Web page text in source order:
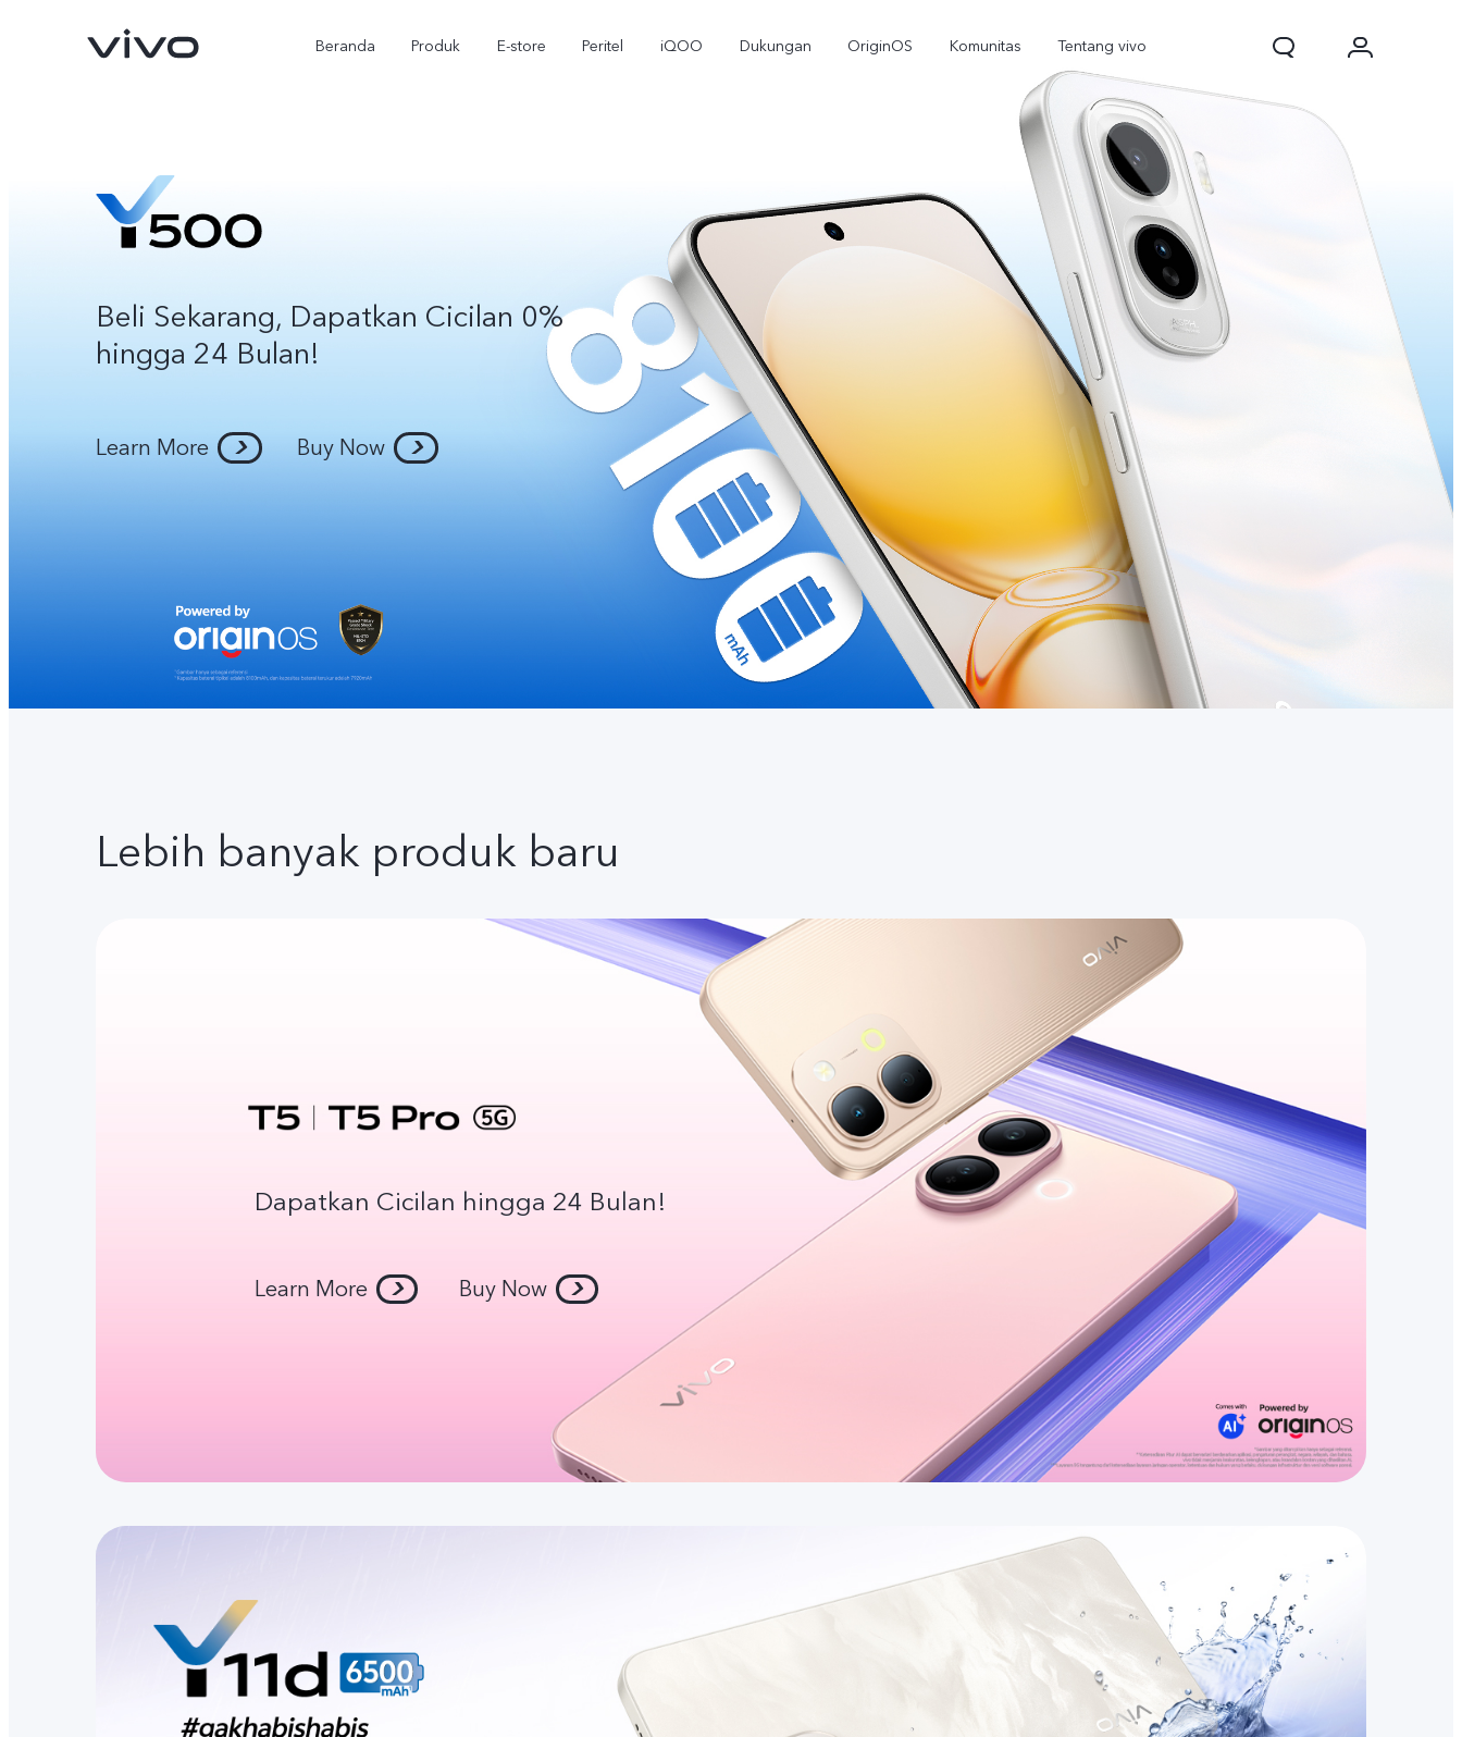
Beranda Produk E-store Peritel iQOO Dukungan OriginOS Komunitas Tentang vivo
Y500 baru T5 T5 Pro V70 V70 FE
Beli Sekarang, Dapatkan Cicilan 0%
hingga 24 Bulan!
Learn More Buy Now
Lebih banyak produk baru
Dapatkan Cicilan hingga 24 Bulan!
Learn More Buy Now